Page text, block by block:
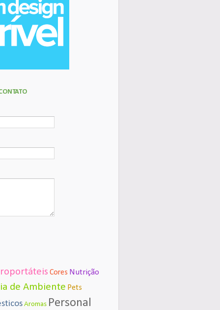
Cores Nutrição
de Ambiente Pets
Aromas Personal